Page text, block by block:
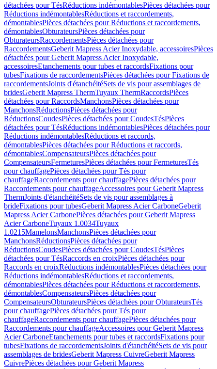
détachées pour TésRéductions indémontablesPièces détachées pour
Réductions indémontablesRéductions et raccordements,
démontablesPièces détachées pour Réductions et raccordements,
démontablesObturateursPièces détachées pour
ObturateursRaccordementsPièces détachées pour
RaccordementsGeberit Mapress Acier Inoxydable, accessoiresPièces
détachées pour Geberit Mapress Acier Inoxydable,
accessoiresEtanchements pour tubes et raccordsFixations pour
tubesFixations de raccordementsPièces détachées pour Fixations de
raccordementsJoints d'étanchéitéSets de vis pour assemblages de
bridesGeberit Mapress ThermTuyaux ThermRaccordsPièces
détachées pour RaccordsManchonsPièces détachées pour
ManchonsRéductionsPièces détachées pour
RéductionsCoudesPièces détachées pour CoudesTésPièces
détachées pour TésRéductions indémontablesPièces détachées pour
Réductions indémontablesRéductions et raccords,
démontablesPièces détachées pour Réductions et raccords,
démontablesCompensateursPièces détachées pour
CompensateursFermeturesPièces détachées pour FermeturesTés
pour chauffagePièces détachées pour Tés pour
chauffageRaccordements pour chauffagePièces détachées pour
Raccordements pour chauffageAccessoires pour Geberit Mapress
ThermJoints d'étanchéitéSets de vis pour assemblages à
brideFixations pour tubesGeberit Mapress Acier CarboneGeberit
Mapress Acier CarbonePièces détachées pour Geberit Mapress
Acier CarboneTuyaux 1.0034Tuyaux
1.0215MamelonsManchonsPièces détachées pour
ManchonsRéductionsPièces détachées pour
RéductionsCoudesPièces détachées pour CoudesTésPièces
détachées pour TésRaccords en croixPièces détachées pour
Raccords en croixRéductions indémontablesPièces détachées pour
Réductions indémontablesRéductions et raccordements,
démontablesPièces détachées pour Réductions et raccordements,
démontablesCompensateursPièces détachées pour
CompensateursObturateursPièces détachées pour ObturateursTés
pour chauffagePièces détachées pour Tés pour
chauffageRaccordements pour chauffagePièces détachées pour
Raccordements pour chauffageAccessoires pour Geberit Mapress
Acier CarboneEtanchements pour tubes et raccordsFixations pour
tubesFixations de raccordementsJoints d'étanchéitéSets de vis pour
assemblages de bridesGeberit Mapress CuivreGeberit Mapress
CuivrePièces détachées pour Geberit Mapress